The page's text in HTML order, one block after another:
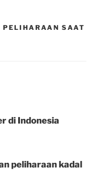
PELIHARAAN SAAT
di Indonesia
peliharaan kadal